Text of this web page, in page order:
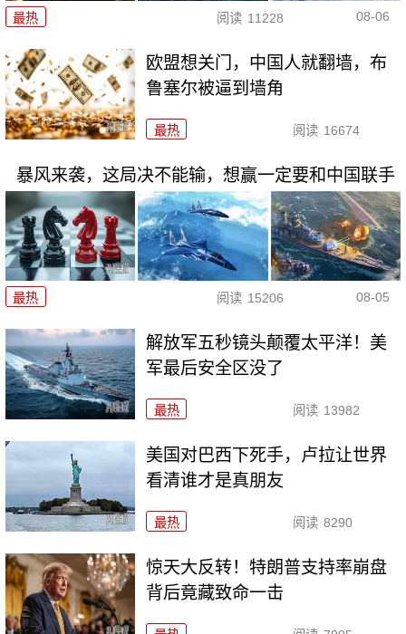
最热 阅读 11228 08-06
欧盟想关门，中国人就翻墙，布
鲁塞尔被逼到墙角
最热 阅读 16674
暴风来袭，这局决不能输，想赢一定要和中国联手
最热 阅读 15206 08-05
解放军五秒镜头颠覆太平洋！美
军最后安全区没了
最热 阅读 13982
美国对巴西下死手，卢拉让世界
看清谁才是真朋友
最热 阅读 8290
惊天大反转！特朗普支持率崩盘
背后竟藏致命一击